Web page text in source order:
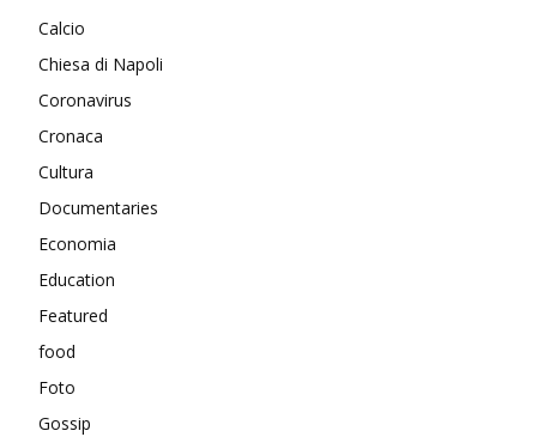
Calcio
Chiesa di Napoli
Coronavirus
Cronaca
Cultura
Documentaries
Economia
Education
Featured
food
Foto
Gossip